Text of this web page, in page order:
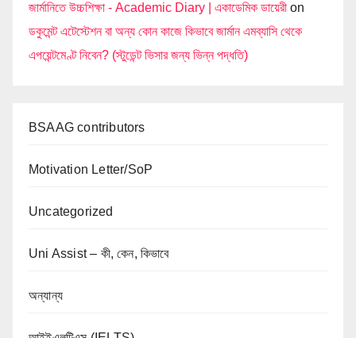
জার্মানিতে উচ্চশিক্ষা - Academic Diary | একাডেমিক ডায়েরী on
ডকুমেন্ট এটেস্টেশন বা অন্য কোন কাজে কিভাবে জার্মান এমব্যাসি থেকে
এপয়েন্টমেণ্ট নিবেন? (স্টুডেন্ট ভিসার জন্য ভিন্ন পদ্ধতি)
BSAAG contributors
Motivation Letter/SoP
Uncategorized
Uni Assist – কী, কেন, কিভাবে
অন্যান্য